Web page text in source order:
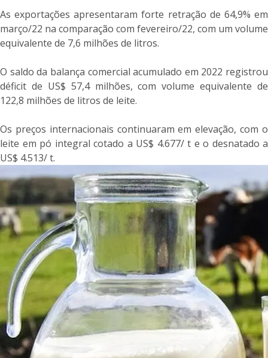
As exportações apresentaram forte retração de 64,9% em
março/22 na comparação com fevereiro/22, com um volume
equivalente de 7,6 milhões de litros.
O saldo da balança comercial acumulado em 2022 registrou
déficit de US$ 57,4 milhões, com volume equivalente de
122,8 milhões de litros de leite.
Os preços internacionais continuaram em elevação, com o
leite em pó integral cotado a US$ 4.677/ t e o desnatado a
US$ 4.513/ t.